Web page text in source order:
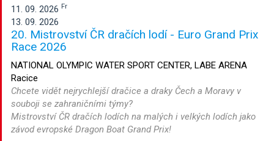
11. 09. 2026 Fr
13. 09. 2026
20. Mistrovství ČR dračích lodí - Euro Grand Prix
Race 2026
NATIONAL OLYMPIC WATER SPORT CENTER, LABE ARENA
Racice
Chcete vidět nejrychlejší dračice a draky Čech a Moravy v
souboji se zahraničními týmy?
Mistrovství ČR dračích lodích na malých i velkých lodích jako
závod evropské Dragon Boat Grand Prix!